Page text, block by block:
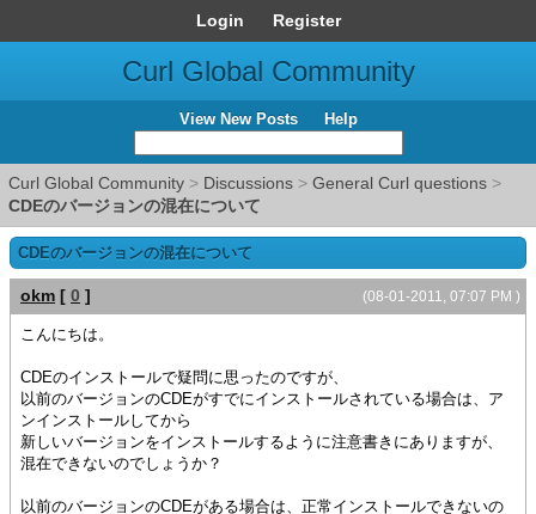
Login Register
Curl Global Community
View New Posts Help
Curl Global Community > Discussions > General Curl questions >
CDEのバージョンの混在について
CDEのバージョンの混在について
(08-01-2011, 07:07 PM )
okm [ 0 ]
こんにちは。
CDEのインストールで疑問に思ったのですが、
以前のバージョンのCDEがすでにインストールされている場合は、ア
ンインストールしてから
新しいバージョンをインストールするように注意書きにありますが、
混在できないのでしょうか？
以前のバージョンのCDEがある場合は、正常インストールできないの